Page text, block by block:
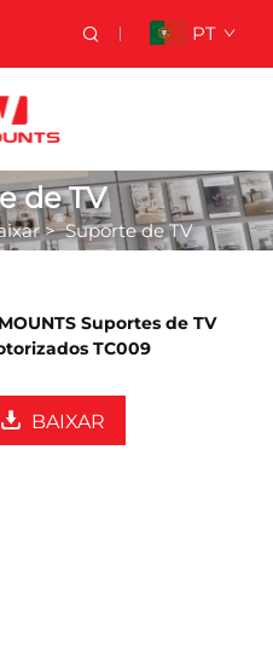
PT
de TV
>Suporte de TV
Suportes de TV
TC009
BAIXAR